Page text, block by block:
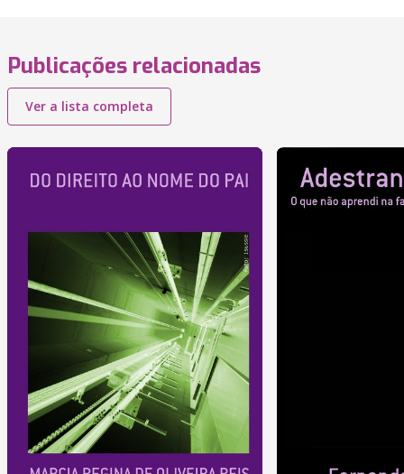
Publicações relacionadas
Ver a lista completa